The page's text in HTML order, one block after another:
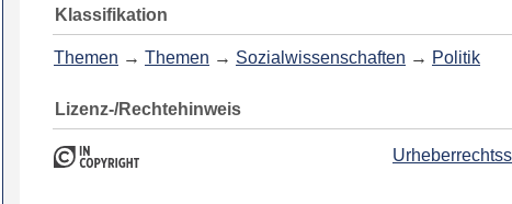
Klassifikation
Themen → Themen → Sozialwissenschaften → Politik
Lizenz-/Rechtehinweis